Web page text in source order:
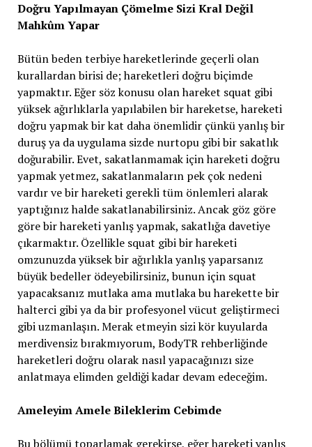
Doğru Yapılmayan Çömelme Sizi Kral Değil
Mahkûm Yapar
Bütün beden terbiye hareketlerinde geçerli olan
kurallardan birisi de; hareketleri doğru biçimde
yapmaktır. Eğer söz konusu olan hareket squat gibi
yüksek ağırlıklarla yapılabilen bir hareketse, hareketi
doğru yapmak bir kat daha önemlidir çünkü yanlış bir
duruş ya da uygulama sizde nurtopu gibi bir sakatlık
doğurabilir. Evet, sakatlanmamak için hareketi doğru
yapmak yetmez, sakatlanmaların pek çok nedeni
vardır ve bir hareketi gerekli tüm önlemleri alarak
yaptığınız halde sakatlanabilirsiniz. Ancak göz göre
göre bir hareketi yanlış yapmak, sakatlığa davetiye
çıkarmaktır. Özellikle squat gibi bir hareketi
omzunuzda yüksek bir ağırlıkla yanlış yaparsanız
büyük bedeller ödeyebilirsiniz, bunun için squat
yapacaksanız mutlaka ama mutlaka bu harekette bir
halterci gibi ya da bir profesyonel vücut geliştirmeci
gibi uzmanlaşın. Merak etmeyin sizi kör kuyularda
merdivensiz bırakmıyorum, BodyTR rehberliğinde
hareketleri doğru olarak nasıl yapacağınızı size
anlatmaya elimden geldiği kadar devam edeceğim.
Ameleyim Amele Bileklerim Cebimde
Bu bölümü toparlamak gerekirse, eğer hareketi yanlış